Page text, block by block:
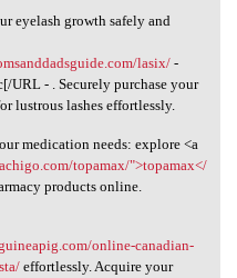
eyelash
eyelash growth safely and
lasix/-
URL - . Securely purchase your
lustrous lashes effortlessly.
medication needs: explore <a
topamax/">topamax</
products online.
online-canadian-
effortlessly. Acquire your